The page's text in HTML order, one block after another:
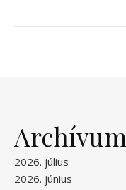
Archívum
2026. július
2026. június